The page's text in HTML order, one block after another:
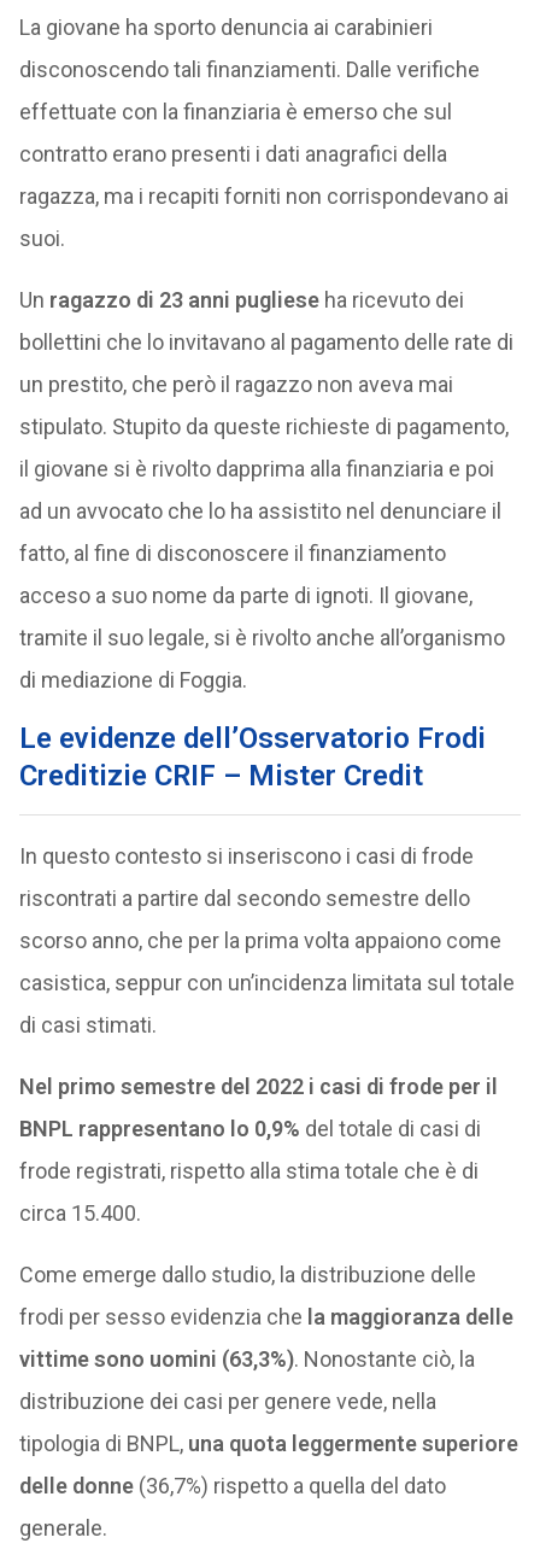
La giovane ha sporto denuncia ai carabinieri
disconoscendo tali finanziamenti. Dalle verifiche
effettuate con la finanziaria è emerso che sul
contratto erano presenti i dati anagrafici della
ragazza, ma i recapiti forniti non corrispondevano ai
suoi.
Un ragazzo di 23 anni puglieseha ricevuto dei
bollettini che lo invitavano al pagamento delle rate di
un prestito, che però il ragazzo non aveva mai
stipulato. Stupito da queste richieste di pagamento,
il giovane si è rivolto dapprima alla finanziaria e poi
ad un avvocato che lo ha assistito nel denunciare il
fatto, al fine di disconoscere il finanziamento
acceso a suo nome da parte di ignoti. Il giovane,
tramite il suo legale, si è rivolto anche all’organismo
di mediazione di Foggia.
Le evidenze dell’Osservatorio Frodi
Creditizie CRIF – Mister Credit
In questo contesto si inseriscono i casi di frode
riscontrati a partire dal secondo semestre dello
scorso anno, che per la prima volta appaiono come
casistica, seppur con un’incidenza limitata sul totale
di casi stimati.
Nel primo semestre del 2022 i casi di frode per il
BNPL rappresentano lo 0,9% del totale di casi di
frode registrati, rispetto alla stima totale che è di
circa 15.400.
Come emerge dallo studio, la distribuzione delle
frodi per sesso evidenzia che la maggioranza delle
vittime sono uomini (63,3%). Nonostante ciò, la
distribuzione dei casi per genere vede, nella
tipologia di BNPL, una quota leggermente superiore
delle donne(36,7%) rispetto a quella del dato
generale.